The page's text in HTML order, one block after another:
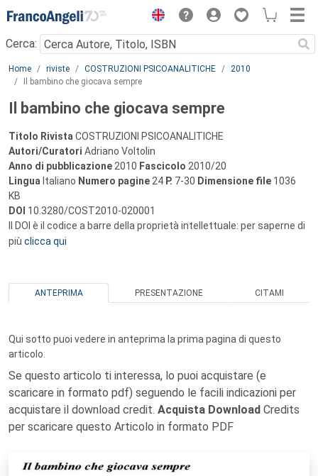
Menu
Cerca:
Main content
Home riviste COSTRUZIONI PSICOANALITICHE
2010
Il bambino che giocava sempre
Il bambino che giocava sempre
Titolo Rivista COSTRUZIONI PSICOANALITICHE
Autori/Curatori Adriano Voltolin
Anno di pubblicazione 2010 Fascicolo 2010/20
Lingua Italiano Numero pagine 24 P. 7-30 Dimensione file 1036
KB
DOI 10.3280/COST2010-020001
Il DOI è il codice a barre della proprietà intellettuale: per saperne di
più clicca qui
ANTEPRIMA PRESENTAZIONE CITAMI
Qui sotto puoi vedere in anteprima la prima pagina di questo
articolo.
Se questo articolo ti interessa, lo puoi acquistare (e
scaricare in formato pdf) seguendo le facili indicazioni per
acquistare il download credit. Acquista Download Credits
per scaricare questo Articolo in formato PDF